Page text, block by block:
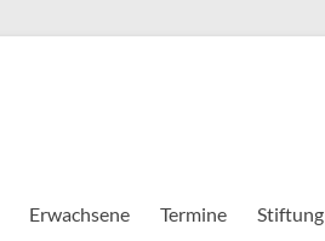
Erwachsene Termine Stiftung